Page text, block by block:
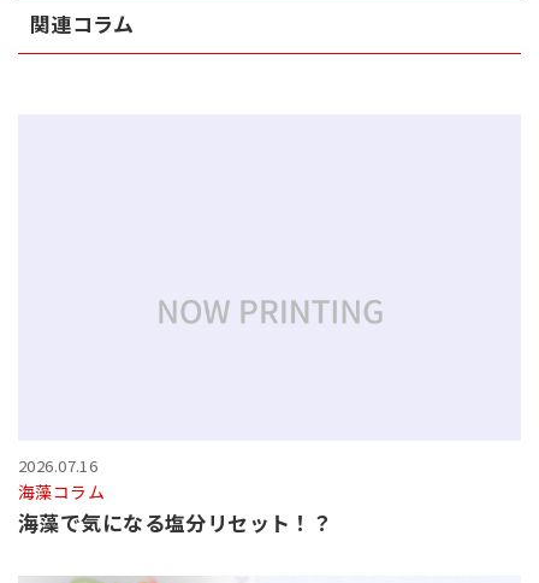
関連コラム
2026.07.16
海藻コラム
海藻で気になる塩分リセット！？